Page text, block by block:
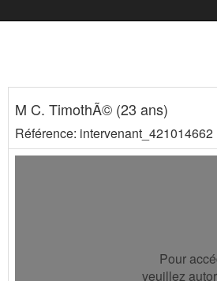
M C. TimothÃ© (23 ans)
Référence: intervenant_421014662
Pour
veuillez